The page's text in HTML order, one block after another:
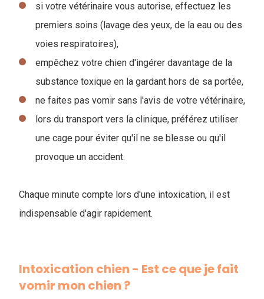
si votre vétérinaire vous autorise, effectuez les
premiers soins (lavage des yeux, de la eau ou des
voies respiratoires),
empêchez votre chien d'ingérer davantage de la
substance toxique en la gardant hors de sa portée,
ne faites pas vomir sans l'avis de votre vétérinaire,
lors du transport vers la clinique, préférez utiliser
une cage pour éviter qu'il ne se blesse ou qu'il
provoque un accident.
Chaque minute compte lors d'une intoxication, il est
indispensable d'agir rapidement.
Intoxication chien - Est ce que je fait
vomir mon chien ?